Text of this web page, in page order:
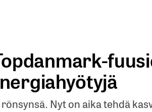
Nyt on aika tehdä